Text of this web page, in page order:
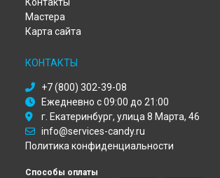
Ремонт холодильника CKCF 6182X/1 Candy в
Ремонт холодильника CKCF 6182X/1 Candy в
Ремонт холодильника CKCF 6182X/1 Candy в
Ремонт холодильника CKCF 6182X/1 Candy в
Ремонт холодильника CKCF 6182X/1 Candy в
Челнах
Ремонт холодильника CKCF 6182X/1 Candy в
Мастера
Карта сайта
КОНТАКТЫ
+7 (800) 302-39-08
Ежедневно с 09:00 до 21:00
г. Екатеринбург, улица 8 Марта, 46
info@services-candy.ru
Политика конфиденциальности
Способы оплаты